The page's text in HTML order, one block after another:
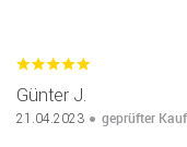
Günter J.
21.04.2023 geprüfter Kauf